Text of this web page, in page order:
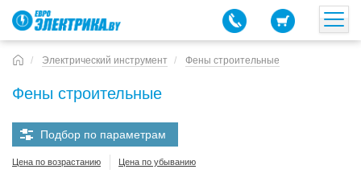
Электрический инструмент Фены строительные
Фены строительные
Подбор по параметрам
Цена по возрастанию Цена по убыванию